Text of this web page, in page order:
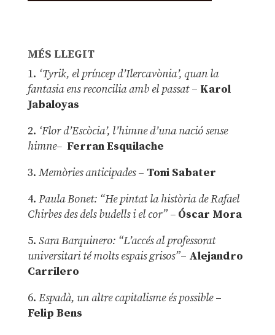
MÉS LLEGIT
1. ‘Tyrik, el príncep d’Ilercavònia’, quan la
fantasia ens reconcilia amb el passat– Karol
Jabaloyas
2. ‘Flor d’Escòcia’, l’himne d’una nació sense
himne– Ferran Esquilache
3. Memòries anticipades– Toni Sabater
4. Paula Bonet: “He pintat la història de Rafael
Chirbes des dels budells i el cor” –Óscar Mora
5. Sara Barquinero: “L’accés al professorat
universitari té molts espais grisos”– Alejandro
Carrilero
6. Espadà, un altre capitalisme és possible –
Felip Bens